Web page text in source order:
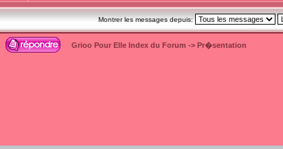
Montrer les messages depuis:
Grioo Pour Elle Index du Forum -> Pr�sentation